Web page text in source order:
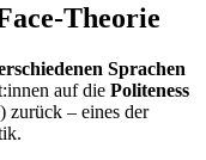
Theorie
Sprachen
auf die Politeness
zurück – eines der